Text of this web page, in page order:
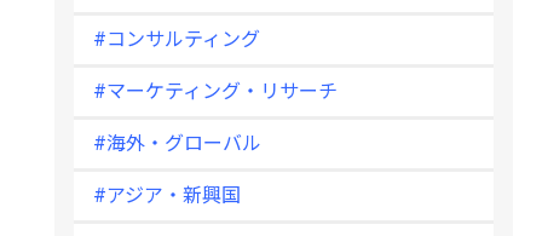
#コンサルティング
#マーケティング・リサーチ
#海外・グローバル
#アジア・新興国